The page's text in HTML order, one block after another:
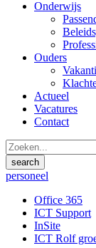
Onderwijs
Ouders
Actueel
Vacatures
Contact
personeel
Office 365
ICT Support
InSite
ICT Rolf